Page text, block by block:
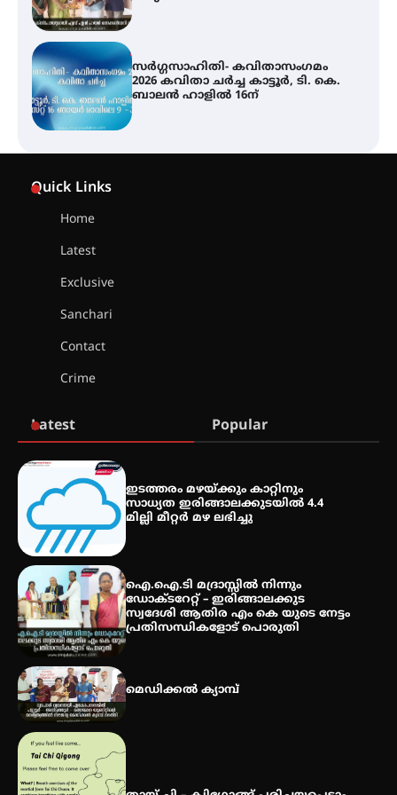
ശക്തമായ മഴ തുടരുന്നു – തൃശൂർ
ജില്ലയിൽ എല്ലാ വിദ്യാഭ്യാസ
സ്ഥാപനങ്ങൾക്കും ശനിയാഴ്ച
അവധി
വിദ്യാർത്ഥികൾ
2026 കവിതാ ചർച്ച കാട്ടൂർ, ടി. കെ.
ബാലൻ ഹാളിൽ 16ന്
Quick Links
Home
Latest
Exclusive
Sanchari
Contact
Crime
Latest Popular
ഇടത്തരം മഴയ്ക്കും കാറ്റിനും
സാധ്യത ഇരിങ്ങാലക്കുടയിൽ 4.4
മില്ലി മീറ്റർ മഴ ലഭിച്ചു
ഐ.ഐ.ടി മദ്രാസ്സിൽ നിന്നും
ഡോക്ടറേറ്റ് – ഇരിങ്ങാലക്കുട
സ്വദേശി ആതിര എം കെ യുടെ നേട്ടം
പ്രതിസന്ധികളോട് പൊരുതി
മെഡിക്കൽ ക്യാമ്പ്